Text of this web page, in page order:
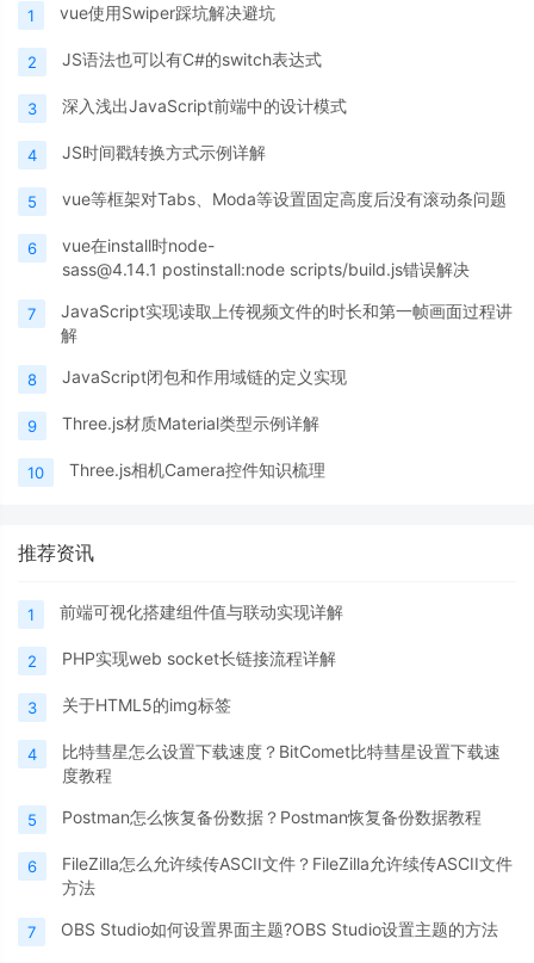
1 vue使用Swiper踩坑解决避坑
2 JS语法也可以有C#的switch表达式
3 深入浅出JavaScript前端中的设计模式
4 JS时间戳转换方式示例详解
5 vue等框架对Tabs、Moda等设置固定高度后没有滚动条问题
6
vue在install时node-
sass@4.14.1 postinstall:node scripts/build.js错误解决
7
JavaScript实现读取上传视频文件的时长和第一帧画面过程讲
解
8 JavaScript闭包和作用域链的定义实现
9 Three.js材质Material类型示例详解
10 Three.js相机Camera控件知识梳理
推荐资讯
1 前端可视化搭建组件值与联动实现详解
2 PHP实现web socket长链接流程详解
3 关于HTML5的img标签
4
比特彗星怎么设置下载速度？BitComet比特彗星设置下载速
度教程
5 Postman怎么恢复备份数据？Postman恢复备份数据教程
6
FileZilla怎么允许续传ASCII文件？FileZilla允许续传ASCII文件
方法
7 OBS Studio如何设置界面主题?OBS Studio设置主题的方法